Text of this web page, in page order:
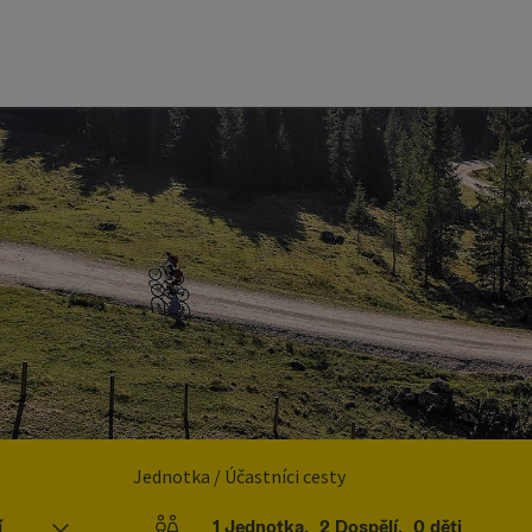
Jednotka / Účastníci cesty
1 Jednotka, 2 Dospělí, 0 děti